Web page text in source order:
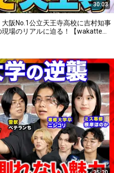
30:03
大阪No.1公立天王寺高校に吉村知事
現場のリアルに迫る！【wakatte